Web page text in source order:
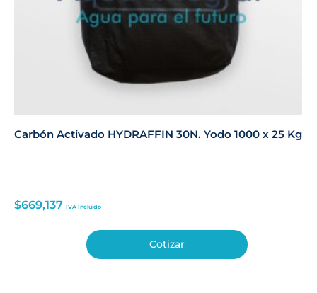
Carbón Activado HYDRAFFIN 30N. Yodo 1000 x 25 Kg
$669,137 IVA Incluido
Cotizar